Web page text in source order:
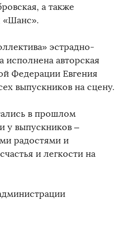
а также
«Шанс».
эстрадно-
авторская
Федерации Евгения
выпускников на сцену.
в прошлом
у выпускников –
радостями и
и легкости на